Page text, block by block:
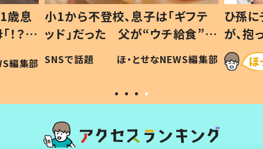
歳息
？」
編集部
小1から不登校、息子は「ギフテ
ッド」だった 父が“ウチ給食”を
作り続ける理由とは #令和の親
#令和の子
SNSで話題 ほ・とせなNEWS編集部
ひ孫
が、
「涙が
い」